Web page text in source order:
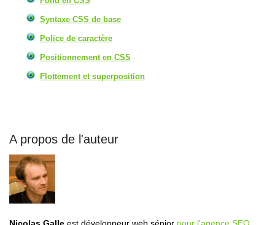
Syntaxe CSS de base
Police de caractère
Positionnement en CSS
Flottement et superposition
A propos de l'auteur